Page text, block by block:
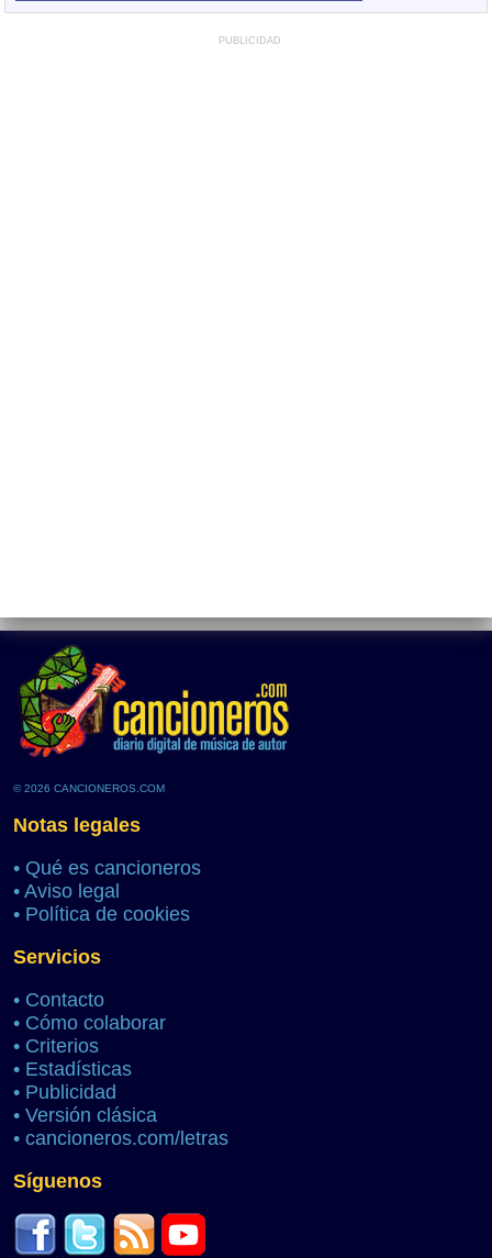
PUBLICIDAD
© 2026 CANCIONEROS.COM
Notas legales
• Qué es cancioneros
• Aviso legal
• Política de cookies
Servicios
• Contacto
• Cómo colaborar
• Criterios
• Estadísticas
• Publicidad
• Versión clásica
• cancioneros.com/letras
Síguenos